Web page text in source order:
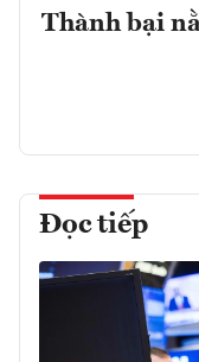
Thành bại
Đọc tiếp